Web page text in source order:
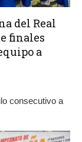
del Real
finales
a
consecutivo a